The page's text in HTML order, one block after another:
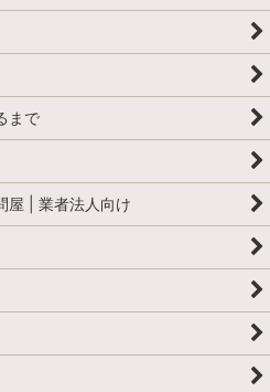
まで
屋 | 業者法人向け